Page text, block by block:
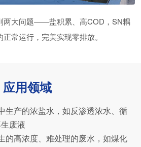
两大问题——盐积累、高COD，SN耦
常运行，完美实现零排放。
应用领域
生产的浓盐水，如反渗透浓水、循
废液
的高浓度、难处理的废水，如煤化